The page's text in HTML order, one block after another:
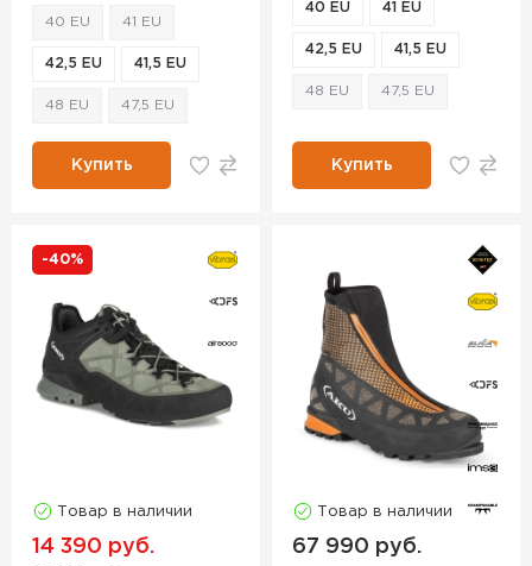
40 EU 41 EU
42,5 EU 41,5 EU
48 EU 47,5 EU
Купить
40 EU 41 EU
42,5 EU 41,5 EU
48 EU 47,5 EU
Купить
-40%
Товар в наличии
14 390 руб.
Товар в наличии
67 990 руб.